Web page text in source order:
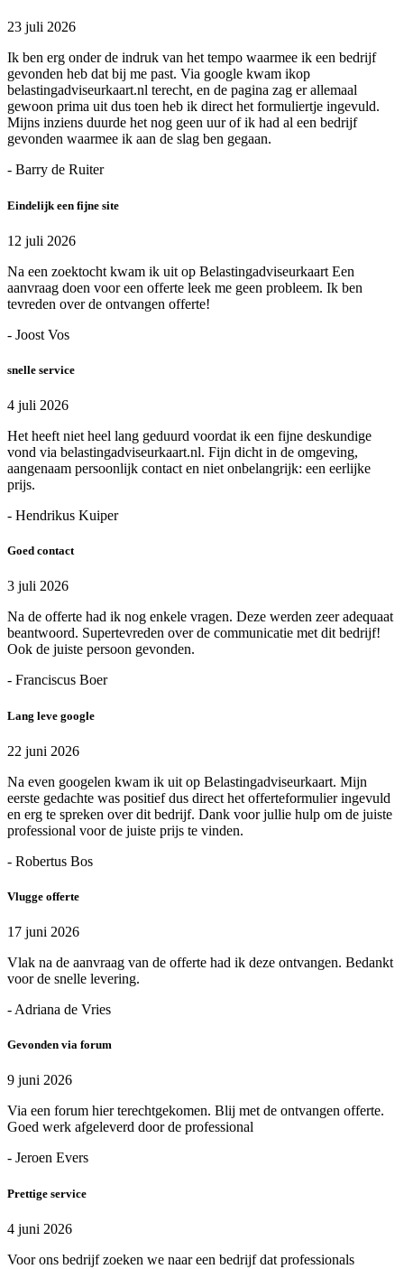
23 juli 2026
Ik ben erg onder de indruk van het tempo waarmee ik een bedrijf
gevonden heb dat bij me past. Via google kwam ikop
belastingadviseurkaart.nl terecht, en de pagina zag er allemaal
gewoon prima uit dus toen heb ik direct het formuliertje ingevuld.
Mijns inziens duurde het nog geen uur of ik had al een bedrijf
gevonden waarmee ik aan de slag ben gegaan.
- Barry de Ruiter
Eindelijk een fijne site
12 juli 2026
Na een zoektocht kwam ik uit op Belastingadviseurkaart Een
aanvraag doen voor een offerte leek me geen probleem. Ik ben
tevreden over de ontvangen offerte!
- Joost Vos
snelle service
4 juli 2026
Het heeft niet heel lang geduurd voordat ik een fijne deskundige
vond via belastingadviseurkaart.nl. Fijn dicht in de omgeving,
aangenaam persoonlijk contact en niet onbelangrijk: een eerlijke
prijs.
- Hendrikus Kuiper
Goed contact
3 juli 2026
Na de offerte had ik nog enkele vragen. Deze werden zeer adequaat
beantwoord. Supertevreden over de communicatie met dit bedrijf!
Ook de juiste persoon gevonden.
- Franciscus Boer
Lang leve google
22 juni 2026
Na even googelen kwam ik uit op Belastingadviseurkaart. Mijn
eerste gedachte was positief dus direct het offerteformulier ingevuld
en erg te spreken over dit bedrijf. Dank voor jullie hulp om de juiste
professional voor de juiste prijs te vinden.
- Robertus Bos
Vlugge offerte
17 juni 2026
Vlak na de aanvraag van de offerte had ik deze ontvangen. Bedankt
voor de snelle levering.
- Adriana de Vries
Gevonden via forum
9 juni 2026
Via een forum hier terechtgekomen. Blij met de ontvangen offerte.
Goed werk afgeleverd door de professional
- Jeroen Evers
Prettige service
4 juni 2026
Voor ons bedrijf zoeken we naar een bedrijf dat professionals